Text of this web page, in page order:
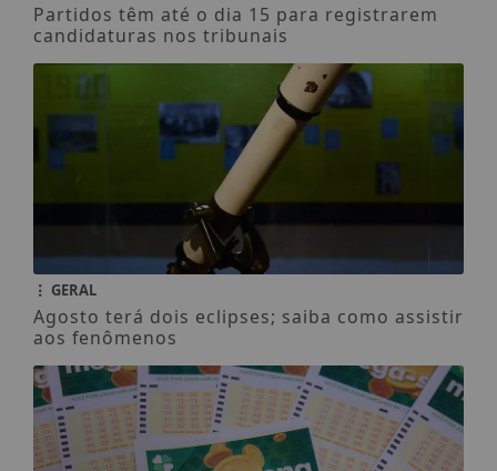
Partidos têm até o dia 15 para registrarem
candidaturas nos tribunais
GERAL
Agosto terá dois eclipses; saiba como assistir
aos fenômenos